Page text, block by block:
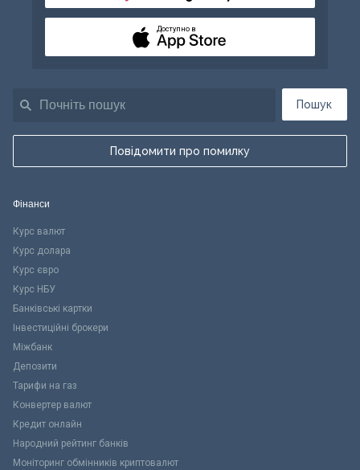
Пошук
Повідомити про помилку
Доступно в
Фінанси
Курс валют
Курс долара
Курс євро
Курс НБУ
Банківські картки
Інвестиційні брокери
Міжбанк
Депозити
Тарифи на газ
Конвертер валют
Кредит онлайн
Народний рейтинг банків
Моніторинг обмінників криптовалют